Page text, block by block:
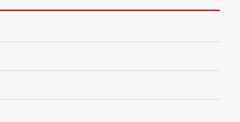
LEGALIDAD CON LA
FUEGO A LA SECRETARÍA DE LA
Muere peatón arrollado por